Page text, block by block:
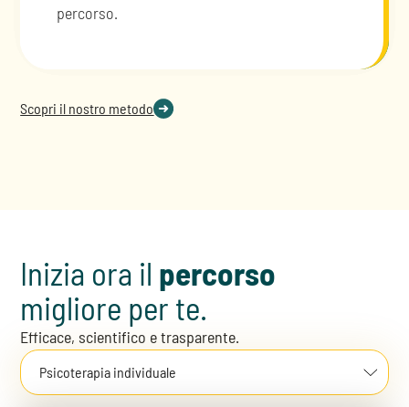
percorso.
Scopri il nostro metodo
Inizia ora il percorso
migliore per te.
Efficace, scientifico e trasparente.